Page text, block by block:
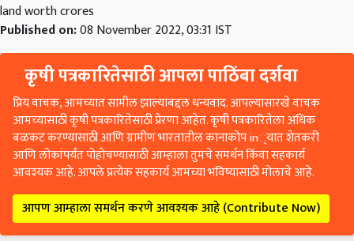
land worth crores
Published on:08 November 2022, 03:31 IST
कृषी पत्रकारितेसाठी आपला पाठिंबा दर्शवा
प्रिय वाचक, आमच्यात सामील झाल्याबद्दल धन्यवाद. आपल्यासारखे वाचक
आमच्यासाठी कृषी पत्रकारितेसाठी प्रेरणा आहेत. कृषी पत्रकारितेला अधिक
बळकट करण्यासाठी आणि ग्रामीण भारतातील कानाकोप in्यात शेतकरी
आणि लोकांपर्यंत पोहोचण्यासाठी आम्हाला तुमचे समर्थन किंवा सहकार्य
आवश्यक आहे. आपले प्रत्येक सहकार्य आमच्या भविष्यासाठी मोलाचे आहे.
आपण आम्हाला समर्थन करणे आवश्यक आहे (Contribute Now)